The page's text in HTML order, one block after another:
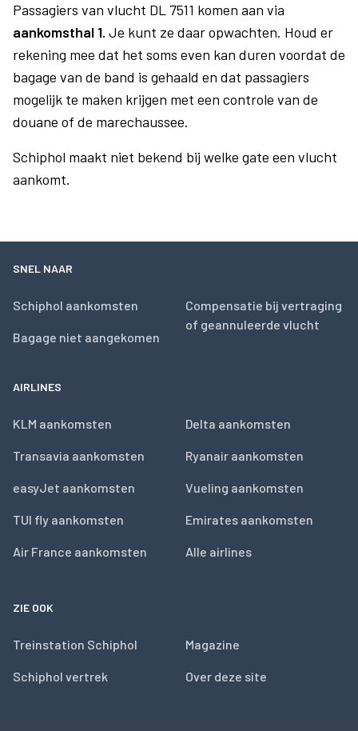
Passagiers van vlucht DL 7511 komen aan via
aankomsthal 1. Je kunt ze daar opwachten. Houd er
rekening mee dat het soms even kan duren voordat de
bagage van de band is gehaald en dat passagiers
mogelijk te maken krijgen met een controle van de
douane of de marechaussee.
Schiphol maakt niet bekend bij welke gate een vlucht
aankomt.
SNEL NAAR
Schiphol aankomsten
Bagage niet aangekomen
Compensatie bij vertraging
of geannuleerde vlucht
AIRLINES
KLM aankomsten
Transavia aankomsten
easyJet aankomsten
TUI fly aankomsten
Air France aankomsten
Delta aankomsten
Ryanair aankomsten
Vueling aankomsten
Emirates aankomsten
Alle airlines
ZIE OOK
Treinstation Schiphol
Schiphol vertrek
Magazine
Over deze site